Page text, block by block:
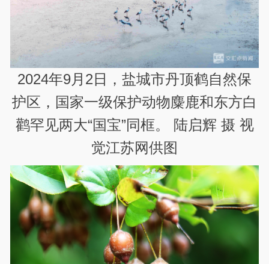
2024年9月2日，盐城市丹顶鹤自然保
护区，国家一级保护动物麋鹿和东方白
鹳罕见两大“国宝”同框。 陆启辉 摄 视
觉江苏网供图